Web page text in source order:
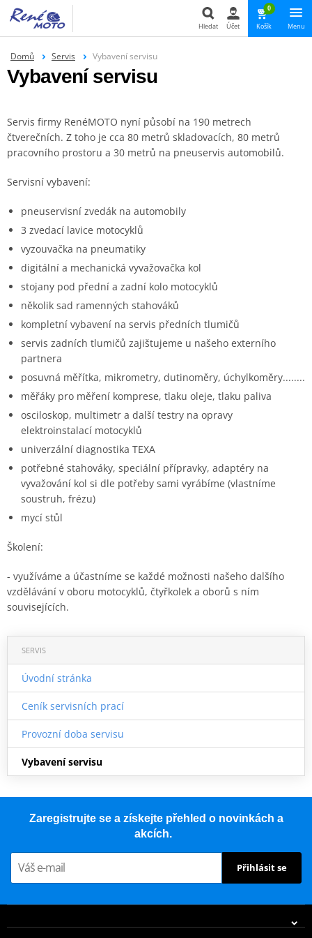
Hledat Účet
0
Košík Menu
Domů Servis Vybavení servisu
Vybavení servisu
Servis firmy RenéMOTO nyní působí na 190 metrech
čtverečních. Z toho je cca 80 metrů skladovacích, 80 metrů
pracovního prostoru a 30 metrů na pneuservis automobilů.
Servisní vybavení:
pneuservisní zvedák na automobily
3 zvedací lavice motocyklů
vyzouvačka na pneumatiky
digitální a mechanická vyvažovačka kol
stojany pod přední a zadní kolo motocyklů
několik sad ramenných stahováků
kompletní vybavení na servis předních tlumičů
servis zadních tlumičů zajištujeme u našeho externího
partnera
posuvná měřítka, mikrometry, dutinoměry, úchylkoměry........
měřáky pro měření komprese, tlaku oleje, tlaku paliva
osciloskop, multimetr a další testry na opravy
elektroinstalací motocyklů
univerzální diagnostika TEXA
potřebné stahováky, speciální přípravky, adaptéry na
vyvažování kol si dle potřeby sami vyrábíme (vlastníme
soustruh, frézu)
mycí stůl
Školení:
- využíváme a účastníme se každé možnosti našeho dalšího
vzdělávání v oboru motocyklů, čtyřkolek a oborů s ním
souvisejících.
SERVIS
Úvodní stránka
Ceník servisních prací
Provozní doba servisu
Vybavení servisu
Zaregistrujte se a získejte přehled o novinkách a
akcích.
Přihlásit se